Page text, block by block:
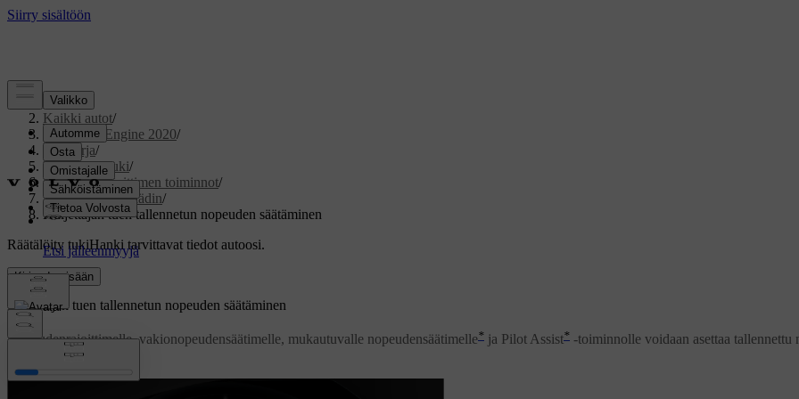
Tuki/
Kaikki autot/
V60 Twin Engine 2020/
Ohjekirja/
Kuljettajan tuki/
Nopeudenrajoittimen toiminnot/
Vakionopeussäädin/
Kuljettajan tuen tallennetun nopeuden säätäminen
Räätälöity tukiHanki tarvittavat tiedot autoosi.
Kirjaudu sisään
Päivitetty 19.03.2020
Kuljettajan tuen tallennetun nopeuden säätäminen
Nopeudenrajoittimelle, vakionopeudensäätimelle, mukautuvalle nopeudensäätimelle* ja Pilot Assist* -toiminnolle voidaan asettaa tallennettu